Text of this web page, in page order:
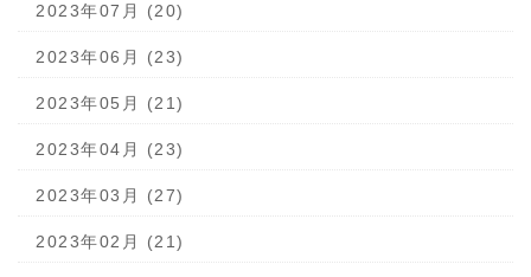
2023年07月 (20)
2023年06月 (23)
2023年05月 (21)
2023年04月 (23)
2023年03月 (27)
2023年02月 (21)